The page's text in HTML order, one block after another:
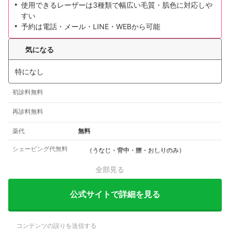
使用できるレーザーは3種類で幅広い毛質・肌色に対応しや
すい
予約は電話・メール・LINE・WEBから可能
気になる
特になし
初診料無料
再診料無料
薬代 無料
シェービング代無料 （うなじ・背中・腰・おしりのみ）
全部見る
公式サイトで詳細を見る
コンテンツの誤りを送信する